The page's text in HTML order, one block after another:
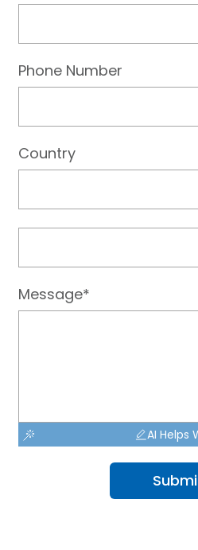
Phone Number
Country
Message*
AI Helps